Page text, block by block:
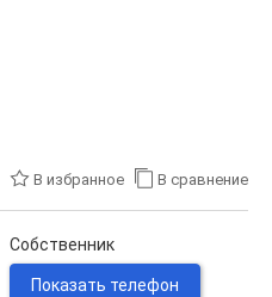
В избранное В сравнение
Собственник
Показать телефон